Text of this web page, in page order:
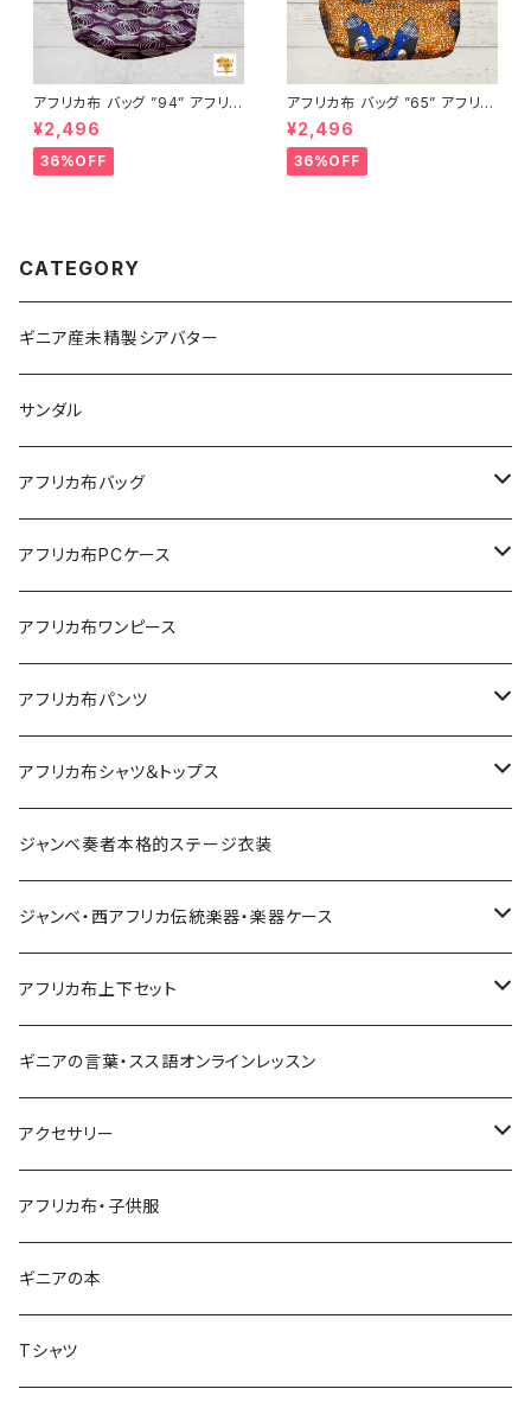
アフリカ布 バッグ ”94” アフリカ
ンプリント パーニュ カンガ キテ
ンゲ トートバッグ エコバッグ ギ
ニア フェアトレード INUWALIA
FRICA
¥2,496
36%OFF
アフリカ布 バッグ ”65” アフリカ
ンプリント パーニュ カンガ キテ
ンゲ トートバッグ エコバッグ ギ
ニア フェアトレード INUWALIA
FRICA
¥2,496
36%OFF
CATEGORY
ギニア産未精製シアバター
サンダル
アフリカ布バッグ
Sac shopping rond
Sac shopping carré
petit carré
Pochette
Sacoche
アフリカ布PCケース
アフリカ布iPadケース
アフリカ布ワンピース
アフリカ布パンツ
レディースパンツ
Pantalon Gaucho
Pantalon bermuda
ワイドパンツ♡ロング
ワイドパンツハイウエスト
男女兼用パンツ
アフリカ布シャツ＆トップス
男女兼用シャツ
レディーストップス
ジャンベ奏者本格的ステージ衣装
ジャンベ・西アフリカ伝統楽器・楽器ケース
ジャンベ
ジャンベケース
ドゥンドゥン ベル
アフリカ布上下セット
男女兼用シャツ＆パンツセット
ギニアの言葉・スス語オンラインレッスン
アクセサリー
キーホルダー
ネックレス
ブレスレット
アフリカ布・子供服
ギニアの本
Tシャツ